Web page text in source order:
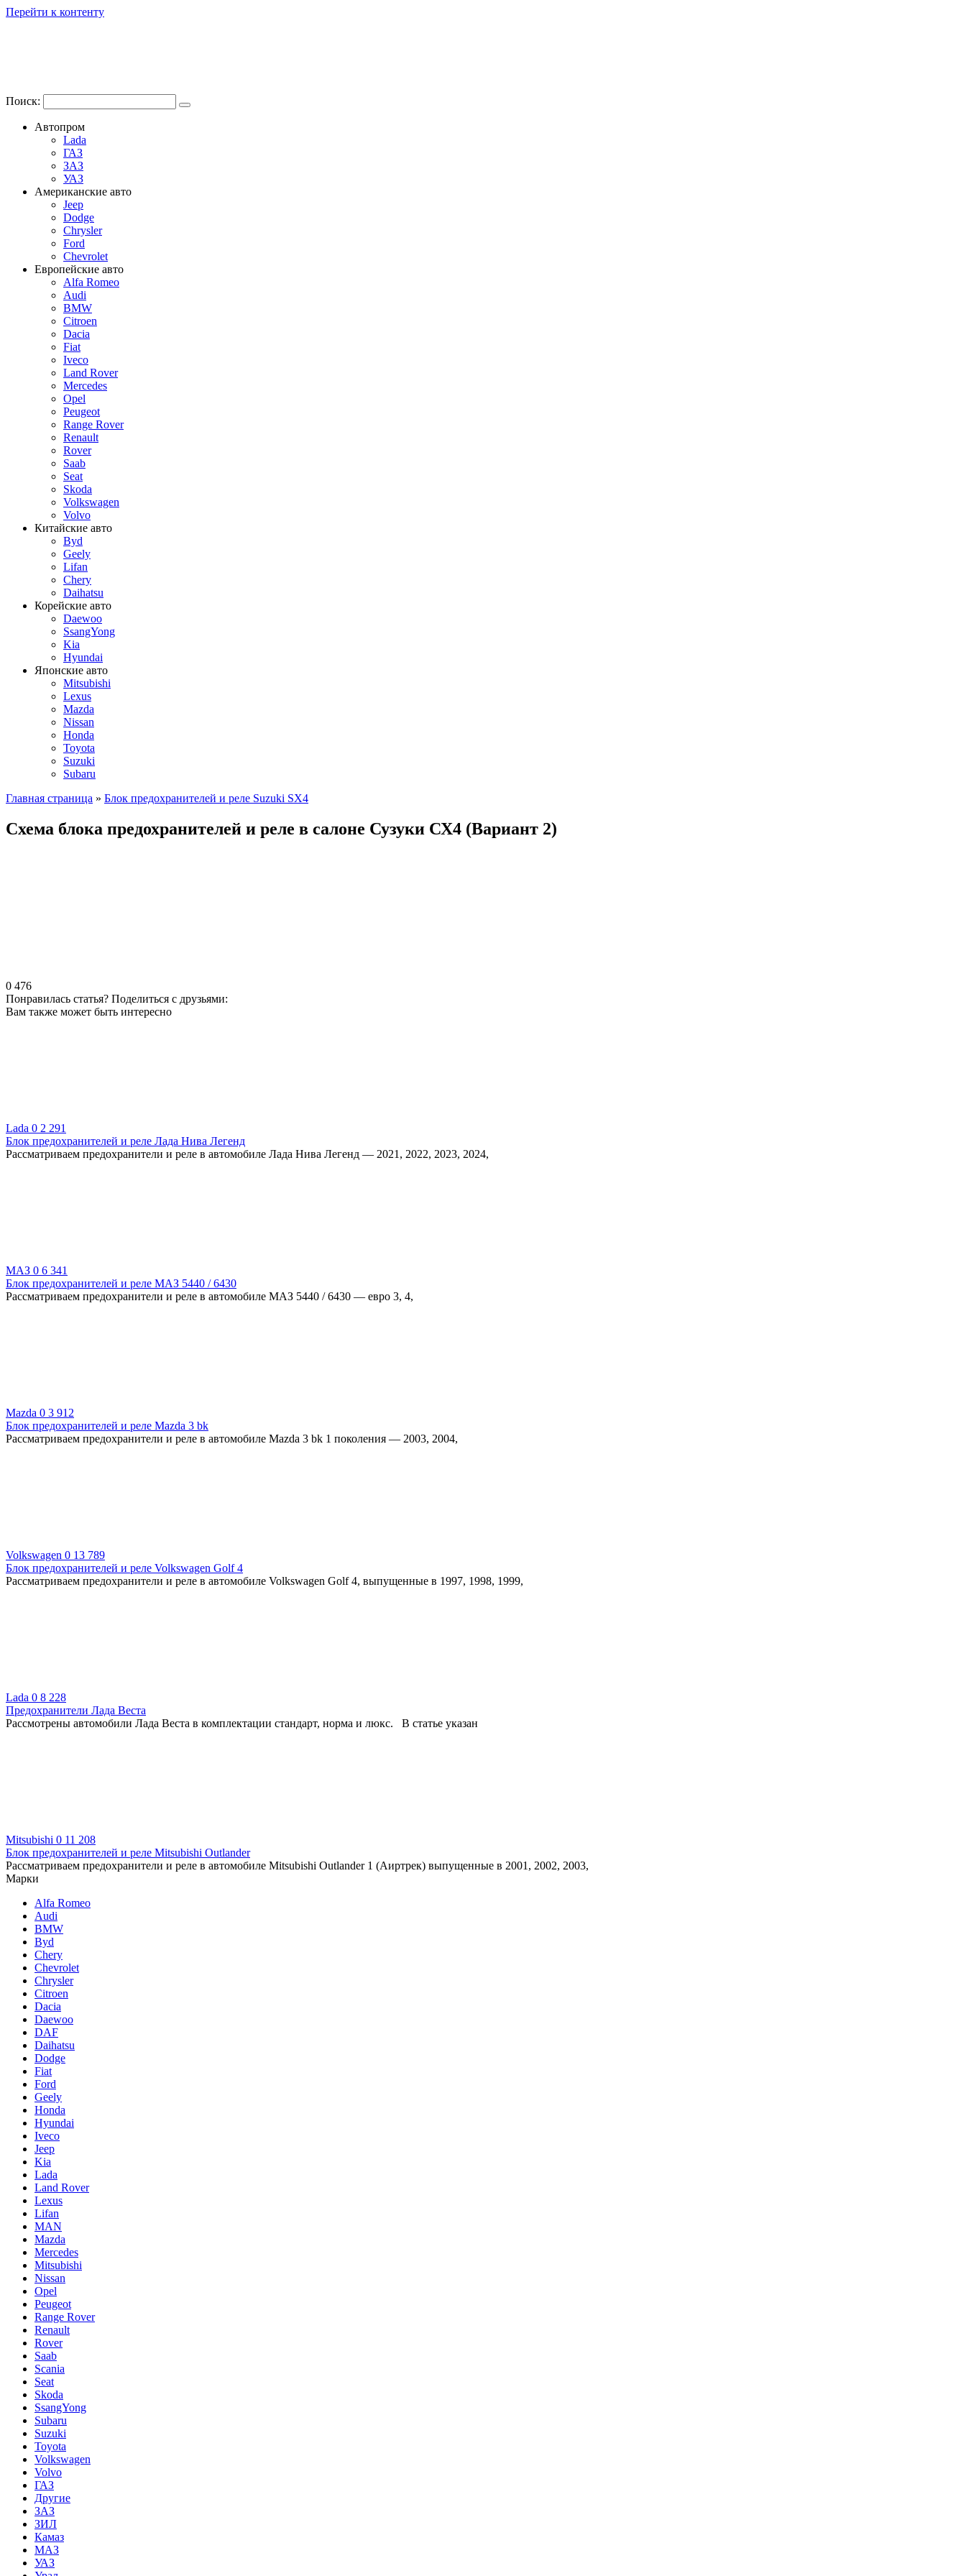
Перейти к контенту
Поиск:
Автопром
Lada
ГАЗ
ЗАЗ
УАЗ
Американские авто
Jeep
Dodge
Chrysler
Ford
Chevrolet
Европейские авто
Alfa Romeo
Audi
BMW
Citroen
Dacia
Fiat
Iveco
Land Rover
Mercedes
Opel
Peugeot
Range Rover
Renault
Rover
Saab
Seat
Skoda
Volkswagen
Volvo
Китайские авто
Byd
Geely
Lifan
Chery
Daihatsu
Корейские авто
Daewoo
SsangYong
Kia
Hyundai
Японские авто
Mitsubishi
Lexus
Mazda
Nissan
Honda
Toyota
Suzuki
Subaru
Главная страница » Блок предохранителей и реле Suzuki SX4
Схема блока предохранителей и реле в салоне Сузуки СХ4 (Вариант 2)
0 476
Понравилась статья? Поделиться с друзьями:
Вам также может быть интересно
Lada 0 2 291
Блок предохранителей и реле Лада Нива Легенд
Рассматриваем предохранители и реле в автомобиле Лада Нива Легенд — 2021, 2022, 2023, 2024,
МАЗ 0 6 341
Блок предохранителей и реле МАЗ 5440 / 6430
Рассматриваем предохранители и реле в автомобиле МАЗ 5440 / 6430 — евро 3, 4,
Mazda 0 3 912
Блок предохранителей и реле Mazda 3 bk
Рассматриваем предохранители и реле в автомобиле Mazda 3 bk 1 поколения — 2003, 2004,
Volkswagen 0 13 789
Блок предохранителей и реле Volkswagen Golf 4
Рассматриваем предохранители и реле в автомобиле Volkswagen Golf 4, выпущенные в 1997, 1998, 1999,
Lada 0 8 228
Предохранители Лада Веста
Рассмотрены автомобили Лада Веста в комплектации стандарт, норма и люкс. В статье указан
Mitsubishi 0 11 208
Блок предохранителей и реле Mitsubishi Outlander
Рассматриваем предохранители и реле в автомобиле Mitsubishi Outlander 1 (Аиртрек) выпущенные в 2001, 2002, 2003,
Марки
Alfa Romeo
Audi
BMW
Byd
Chery
Chevrolet
Chrysler
Citroen
Dacia
Daewoo
DAF
Daihatsu
Dodge
Fiat
Ford
Geely
Honda
Hyundai
Iveco
Jeep
Kia
Lada
Land Rover
Lexus
Lifan
MAN
Mazda
Mercedes
Mitsubishi
Nissan
Opel
Peugeot
Range Rover
Renault
Rover
Saab
Scania
Seat
Skoda
SsangYong
Subaru
Suzuki
Toyota
Volkswagen
Volvo
ГАЗ
Другие
ЗАЗ
ЗИЛ
Камаз
МАЗ
УАЗ